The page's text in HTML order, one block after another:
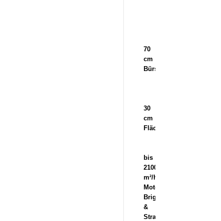
70
cm
Bürstendurchmesser
30
cm
Flächenleistung
bis
2100
m²/h
Motor
Briggs
&
Stratton